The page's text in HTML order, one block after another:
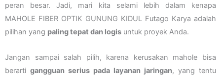
peran besar. Jadi, mari kita selami lebih dalam kenapa
MAHOLE FIBER OPTIK GUNUNG KIDUL Futago Karya adalah
pilihan yang paling tepat dan logis untuk proyek Anda.
Jangan sampai salah pilih, karena kerusakan mahole bisa
berarti gangguan serius pada layanan jaringan, yang tentu